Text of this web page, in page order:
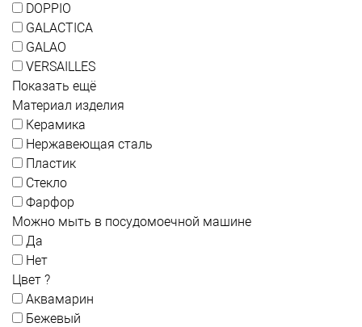
DOPPIO
GALACTICA
GALAO
VERSAILLES
Показать ещё
Материал изделия
Керамика
Нержавеющая сталь
Пластик
Стекло
Фарфор
Можно мыть в посудомоечной машине
Да
Нет
Цвет ?
Аквамарин
Бежевый